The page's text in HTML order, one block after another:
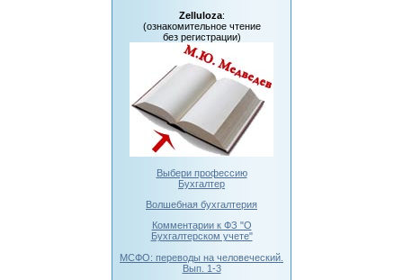
Zelluloza:
(ознакомительное чтение
без регистрации)
Выбери профессию
Бухгалтер
Волшебная бухгалтерия
Комментарии к ФЗ "О
Бухгалтерском учете"
МСФО: переводы на человеческий.
Вып. 1-3